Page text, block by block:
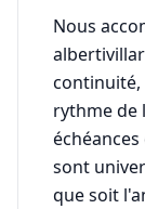
Nous
continuité,
rythme de
sont
que soit